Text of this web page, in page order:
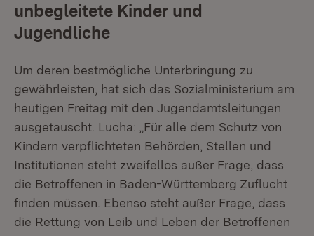
unbegleitete Kinder und
Jugendliche
Um deren bestmögliche Unterbringung zu
gewährleisten, hat sich das Sozialministerium am
heutigen Freitag mit den Jugendamtsleitungen
ausgetauscht. Lucha: „Für alle dem Schutz von
Kindern verpflichteten Behörden, Stellen und
Institutionen steht zweifellos außer Frage, dass
die Betroffenen in Baden-Württemberg Zuflucht
finden müssen. Ebenso steht außer Frage, dass
die Rettung von Leib und Leben der Betroffenen